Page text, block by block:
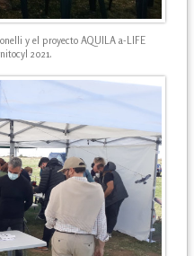
y el proyecto AQUILA a-LIFE
2021.